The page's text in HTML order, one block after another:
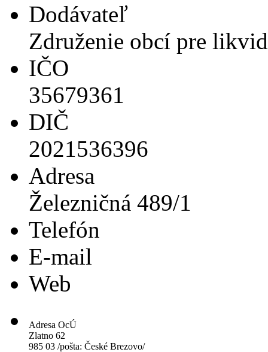
Dodávateľ
Združenie obcí pre
IČO
35679361
DIČ
2021536396
Adresa
Železničná 489/1
Telefón
E-mail
Web
Adresa OcÚ
Zlatno 62
985 03 /pošta: České Brezovo/